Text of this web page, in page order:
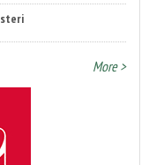
di FTA Europe
More >